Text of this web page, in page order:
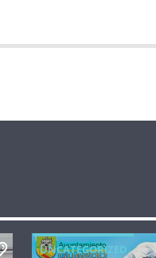
UNCATEGORIZED